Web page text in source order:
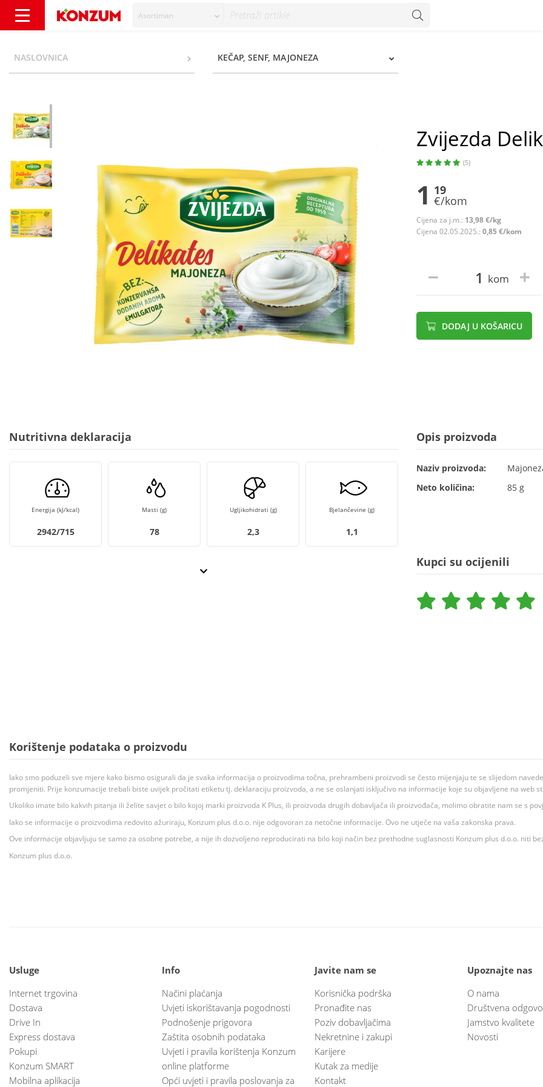
Asortiman
NASLOVNICA KEČAP, SENF, MAJONEZA
Zvijezda
(5)
1 19
€/kom
Cijena za j.m.: 13,98 €/kg
Cijena 02.05.2025.: 0,85 €/kom
kom
DODAJ U KOŠARICU
Nutritivna deklaracija
Energija (kJ/kcal)
2942/715
Masti (g)
78
Ugljikohidrati (g)
2,3
Bjelančevine (g)
1,1
Opis proizvoda
Naziv proizvoda:
Neto količina:
85 g
Kupci su ocijenili
Korištenje podataka o proizvodu
Iako smo poduzeli sve mjere kako bismo osigurali da je svaka informacija o proizvodima točna, prehrambeni proizvodi se često mijenjaju te se slijedom
promjeniti. Prije konzumacije trebali biste uvijek pročitati etiketu tj. deklaraciju proizvoda, a ne se oslanjati isključivo na informacije koje su objavljene na web
Ukoliko imate bilo kakvih pitanja ili želite savjet o bilo kojoj marki proizvoda K Plus, ili proizvoda drugih dobavljača ili proizvođača, molimo obratite nam se s
Iako se informacije o proizvodima redovito ažuriraju, Konzum plus d.o.o. nije odgovoran za netočne informacije. Ovo ne utječe na vaša zakonska prava.
Ove informacije objavljuju se samo za osobne potrebe, a nije ih dozvoljeno reproducirati na bilo koji način bez prethodne suglasnosti Konzum plus d.o.o. niti
Konzum plus d.o.o.
Usluge
Internet trgovina
Dostava
Drive In
Express dostava
Pokupi
Konzum SMART
Mobilna aplikacija
Info
Načini plaćanja
Uvjeti iskorištavanja pogodnosti
Podnošenje prigovora
Zaštita osobnih podataka
Uvjeti i pravila korištenja Konzum
online platforme
Opći uvjeti i pravila poslovanja za
Javite nam se
Korisnička podrška
Pronađite nas
Poziv dobavljačima
Nekretnine i zakupi
Karijere
Kutak za medije
Kontakt
Upoznajte nas
O nama
Društvena
Jamstvo kvalitete
Novosti